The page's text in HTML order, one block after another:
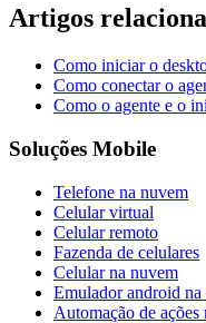
Artigos
Como iniciar o
Como conectar o
Como o agente e o
Soluções Mobile
Telefone na nuvem
Celular virtual
Celular remoto
Fazenda de celulares
Celular na nuvem
Emulador android na
Automação de ações